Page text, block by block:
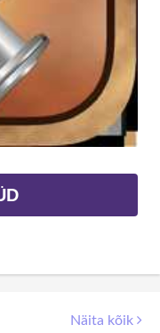
Näita kõik